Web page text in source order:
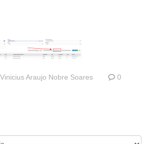
Vinicius Araujo Nobre Soares
0